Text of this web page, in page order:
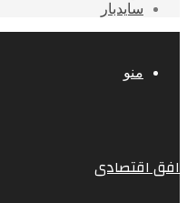
سایدبار
منو
افق اقتصادی